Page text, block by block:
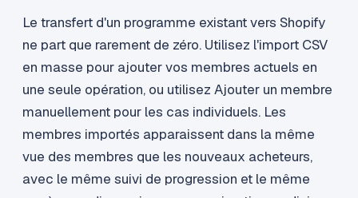
Le transfert d'un programme existant vers Shopify
ne part que rarement de zéro. Utilisez l'import CSV
en masse pour ajouter vos membres actuels en
une seule opération, ou utilisez Ajouter un membre
manuellement pour les cas individuels. Les
membres importés apparaissent dans la même
vue des membres que les nouveaux acheteurs,
avec le même suivi de progression et le même